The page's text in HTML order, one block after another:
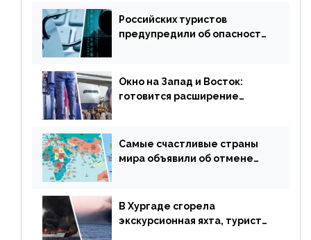
Российских туристов
предупредили об опасности
Окно на Запад и Восток:
готовится расширение
Самые счастливые страны
мира объявили об отмене
В Хургаде сгорела
экскурсионная яхта, туристы